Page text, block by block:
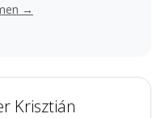
→
Krisztián